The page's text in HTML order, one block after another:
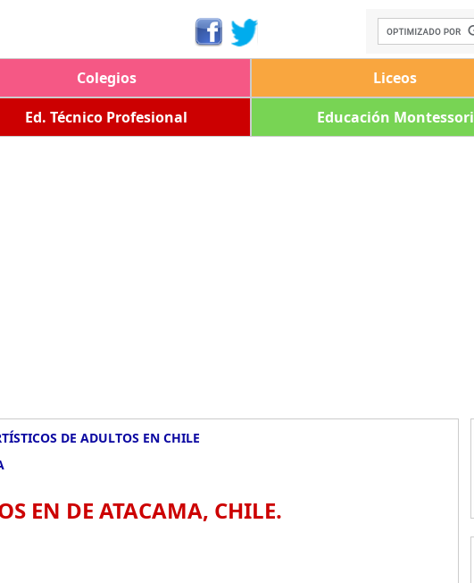
Colegios Liceos
Ed. Técnico Profesional Educación Montessori
DE ADULTOS EN CHILE
EN DE ATACAMA, CHILE.